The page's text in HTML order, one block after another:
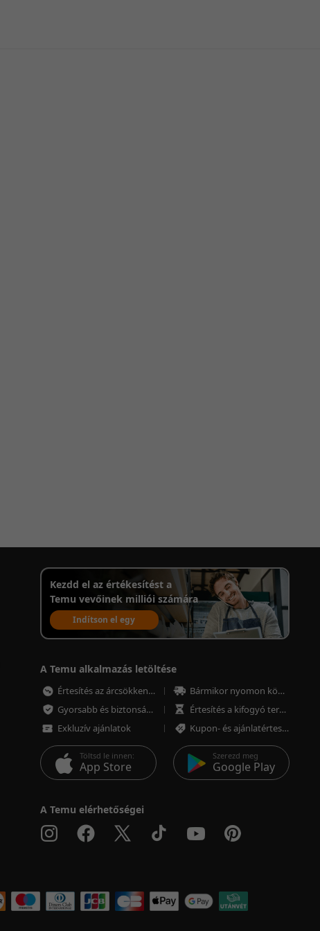
Kezdd el az értékesítést a
Temu vevőinek milliói számára
Indítson el egy
értékesítési fiókot
A Temu alkalmazás letöltése
Értesítés az árcsökkenésről
Bármikor nyomon követheted a megrendeléseket
Gyorsabb és biztonságosabb fizetés
Értesítés a kifogyó termékekről
Exkluzív ajánlatok
Kupon- és ajánlatértesítések
Töltsd le innen:
App Store
Szerezd meg
Google Play
A Temu elérhetőségei